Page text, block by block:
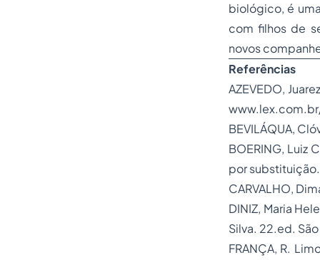
biológico, é
com filhos de
novos
Referências
AZEVEDO,
BEVILÁQUA,
BOERING, Luiz
por
CARVALHO,
DINIZ, Maria
Silva. 22.ed.
FRANÇA, R.